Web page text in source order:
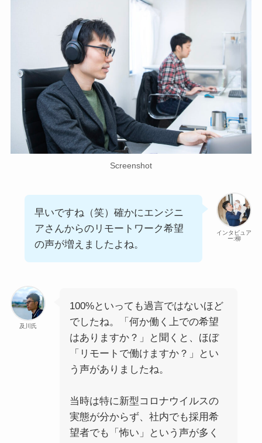
Screenshot
インタビュア
ー:柳
早いですね（笑）確かにエンジニ
アさんからのリモートワーク希望
の声が増えましたよね。
及川氏
100%といっても過言ではないほど
でしたね。「何か働く上での希望
はありますか？」と聞くと、ほぼ
「リモートで働けますか？」とい
う声がありましたね。
当時は特に新型コロナウイルスの
実態が分からず、社内でも採用希
望者でも「怖い」という声が多く